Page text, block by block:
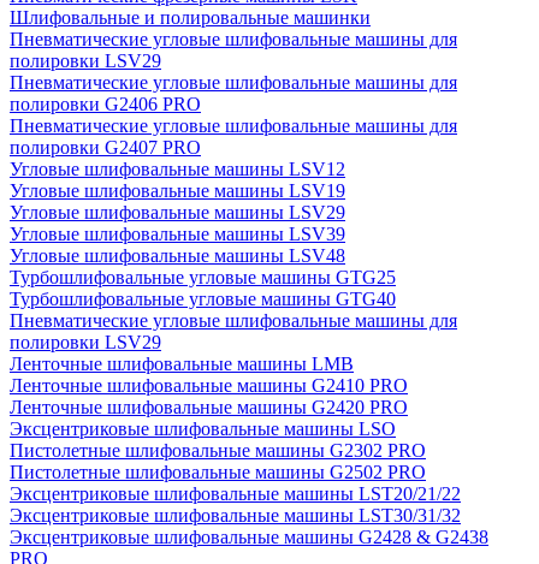
Шлифовальные и полировальные машинки
Пневматические угловые шлифовальные машины для
полировки LSV29
Пневматические угловые шлифовальные машины для
полировки G2406 PRO
Пневматические угловые шлифовальные машины для
полировки G2407 PRO
Угловые шлифовальные машины LSV12
Угловые шлифовальные машины LSV19
Угловые шлифовальные машины LSV29
Угловые шлифовальные машины LSV39
Угловые шлифовальные машины LSV48
Турбошлифовальные угловые машины GTG25
Турбошлифовальные угловые машины GTG40
Пневматические угловые шлифовальные машины для
полировки LSV29
Ленточные шлифовальные машины LMB
Ленточные шлифовальные машины G2410 PRO
Ленточные шлифовальные машины G2420 PRO
Эксцентриковые шлифовальные машины LSO
Пистолетные шлифовальные машины G2302 PRO
Пистолетные шлифовальные машины G2502 PRO
Эксцентриковые шлифовальные машины LST20/21/22
Эксцентриковые шлифовальные машины LST30/31/32
Эксцентриковые шлифовальные машины G2428 & G2438
PRO